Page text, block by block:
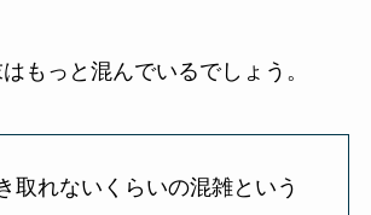
もっと混んでいるでしょう。
取れないくらいの混雑という